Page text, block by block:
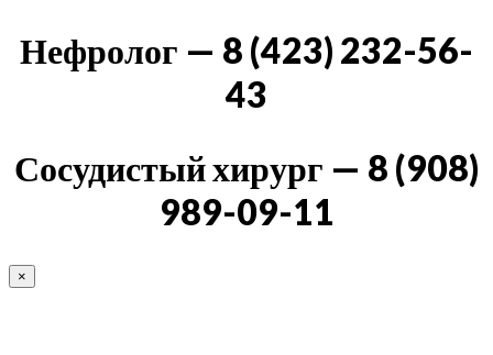
Нефролог — 8 (423) 232-56-
43
Сосудистый хирург — 8 (908)
989-09-11
×